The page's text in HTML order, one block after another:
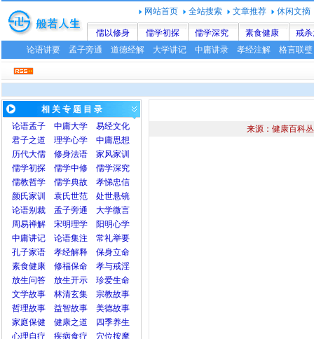
网站首页 全站搜索 文章推荐 休闲文摘
儒以修身 儒学初探 儒学深究 素食健康
戒
论语讲要
孟子旁通 道德经解 大学讲记 中庸讲录 孝经注解 格言联璧
相 关 专 题 目 录
论语孟子 中庸大学
易经文化
君子之道
理学心学
中庸思想
历代大儒
修身法语
家风家训
儒学初探
儒学中修
儒学深究
儒教哲学
儒学典故
孝悌忠信
颜氏家训
袁氏世范
处世悬镜
论语别裁
孟子旁通
大学微言
周易禅解
宋明理学
阳明心学
中庸讲记
论语集注
常礼举要
孔子家语
孝经解释
保身立命
素食健康
修福保命
孝与戒淫
放生问答
放生开示
珍爱生命
文学故事
林清玄集
宗教故事
哲理故事
益智故事
美德故事
家庭保健
健康之道
四季养生
心理自疗 疾病食疗 穴位按摩
来源：健康百科